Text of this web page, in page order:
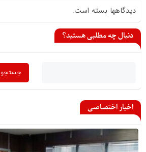
دیدگاهها بسته است.
دنبال چه مطلبی هستید؟
اخبار اختصاصی